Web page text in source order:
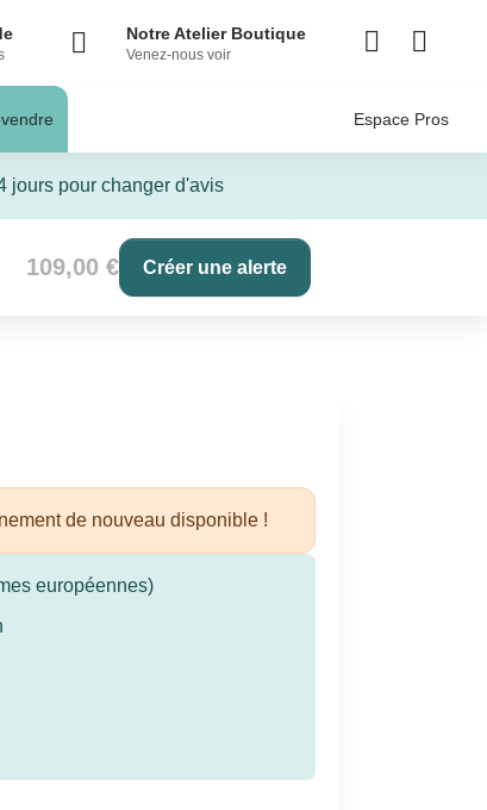
Notre Atelier Boutique
Venez-nous voir
Espace Pros
jours pour changer d'avis
109,00 € Créer une alerte
de nouveau disponible !
européennes)